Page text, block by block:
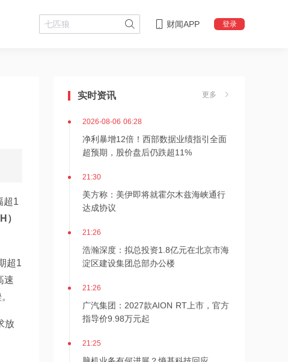
财闻APP 登录
超1
）
超1
速
放
实时资讯 更多
收暴增372%，展望“不够惊艳”股价盘后
2026-08-06 06:28
净利暴增12倍！西部数据业绩指引全面
超预期，股价盘后仍跌超11%
21:30
美方称：美伊即将就霍尔木兹海峡通行
达成协议
21:26
浩瀚深度：拟总投资1.8亿元在北京市海
淀区建设集团总部办公楼
21:26
广汽集团：2027款AION RT上市，官方
指导价9.98万元起
21:25
脑机业务有何进展？熵基科技回应